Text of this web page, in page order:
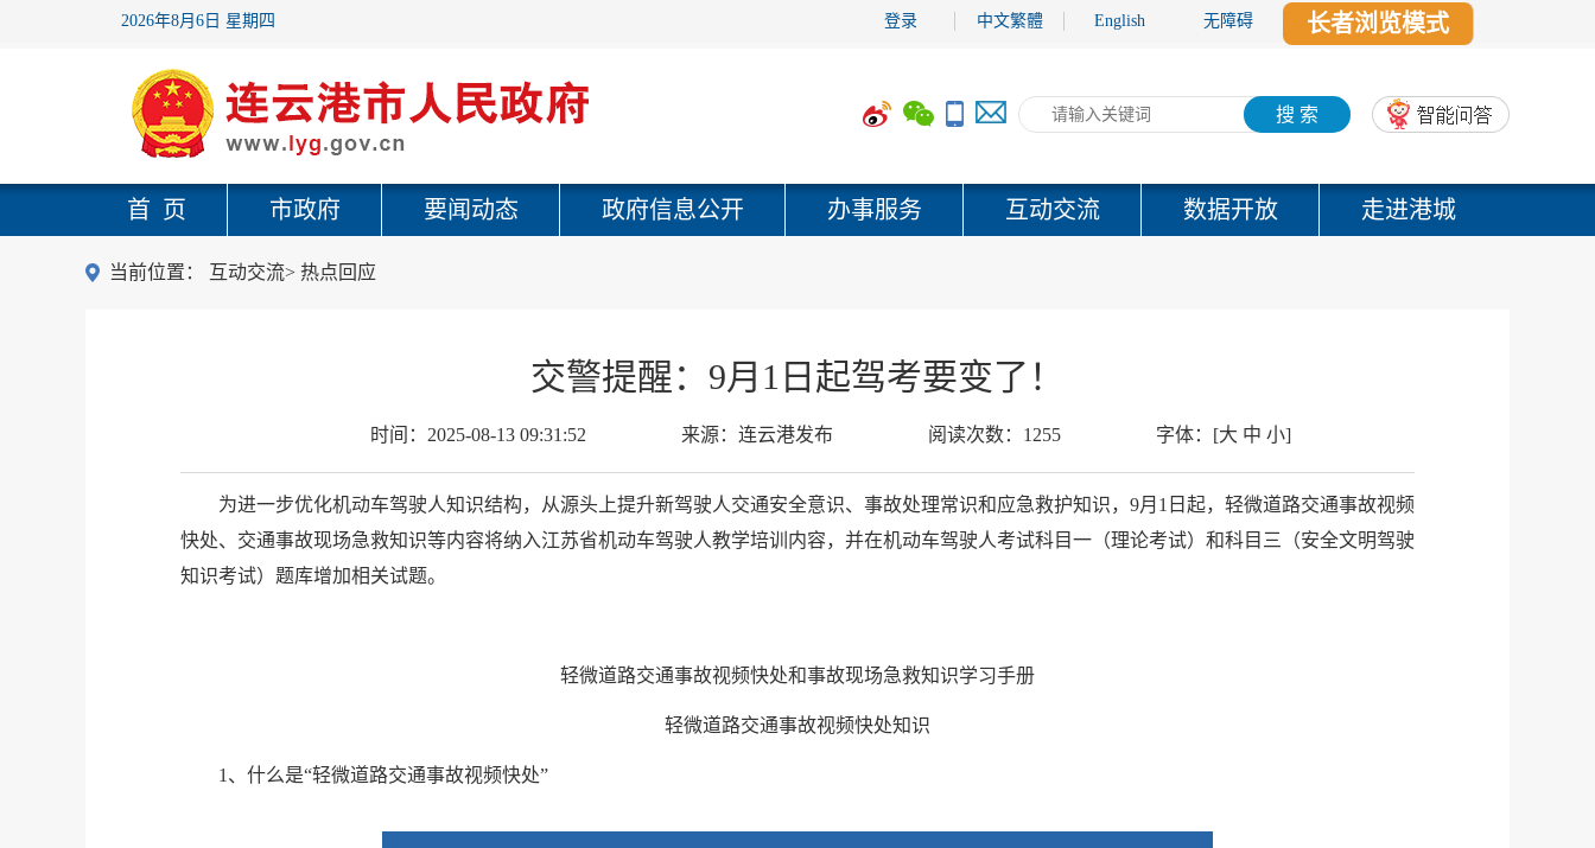
2026年8月6日 星期四 登录 中文繁體 English 无障碍 长者浏览模式
搜 索
首 页 市政府 要闻动态 政府信息公开 办事服务 互动交流 数据开放 走进港城
当前位置： 互动交流> 热点回应
交警提醒：9月1日起驾考要变了！
时间： 2025-08-13 09:31:52 来源： 连云港发布 阅读次数： 1255 字体： [大 中 小]
为进一步优化机动车驾驶人知识结构，从源头上提升新驾驶人交通安全意识、事故处理常识和应急救护知识，9月1日起，轻微道路交通事故视频
快处、交通事故现场急救知识等内容将纳入江苏省机动车驾驶人教学培训内容，并在机动车驾驶人考试科目一（理论考试）和科目三（安全文明驾驶
知识考试）题库增加相关试题。
轻微道路交通事故视频快处和事故现场急救知识学习手册
轻微道路交通事故视频快处知识
1、什么是“轻微道路交通事故视频快处”